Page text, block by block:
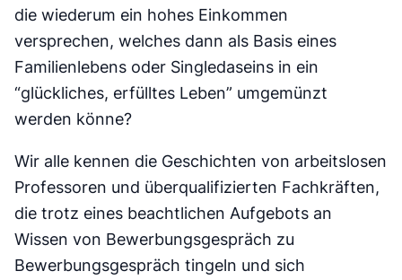
die wiederum ein hohes Einkommen
versprechen, welches dann als Basis eines
Familienlebens oder Singledaseins in ein
“glückliches, erfülltes Leben” umgemünzt
werden könne?
Wir alle kennen die Geschichten von arbeitslosen
Professoren und überqualifizierten Fachkräften,
die trotz eines beachtlichen Aufgebots an
Wissen von Bewerbungsgespräch zu
Bewerbungsgespräch tingeln und sich